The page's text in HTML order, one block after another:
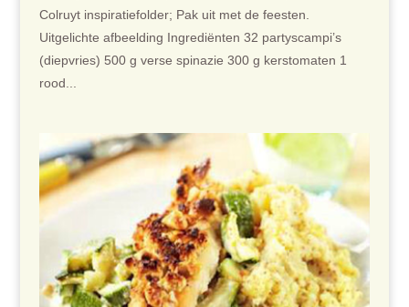
Colruyt inspiratiefolder; Pak uit met de feesten.
Uitgelichte afbeelding Ingrediënten 32 partyscampi’s
(diepvries) 500 g verse spinazie 300 g kerstomaten 1
rood...